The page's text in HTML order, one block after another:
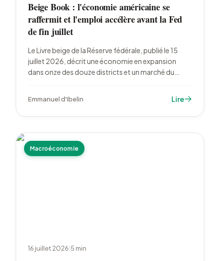
Beige Book : l'économie américaine se
raffermit et l'emploi accélère avant la Fed
de fin juillet
Le Livre beige de la Réserve fédérale, publié le 15
juillet 2026, décrit une économie en expansion
dans onze des douze districts et un marché du
statu quo attendu de la Fed les 28 et 29 juillet.
Emmanuel d'Ibelin Lire
Macroéconomie
16 juillet 2026|5 min